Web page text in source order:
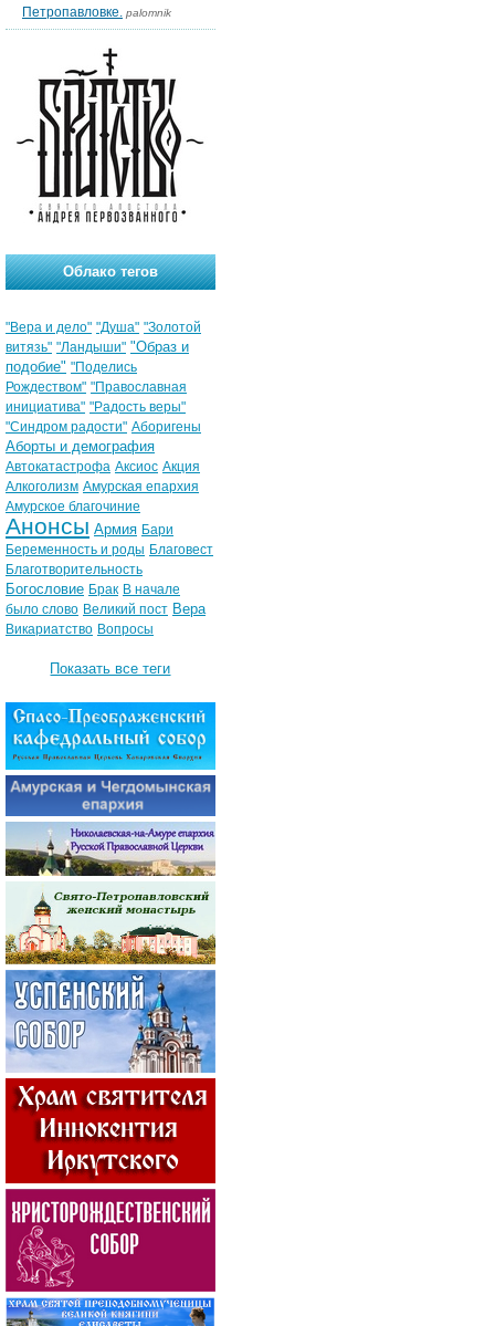
Петропавловке. palomnik
Облако тегов
"Вера и дело" "Душа" "Золотой
витязь" "Ландыши" "Образ и
подобие" "Поделись
Рождеством" "Православная
инициатива" "Радость веры"
"Синдром радости" Аборигены
Аборты и демография
Автокатастрофа Аксиос Акция
Алкоголизм Амурская епархия
Амурское благочиние
Анонсы Армия Бари
Беременность и роды Благовест
Благотворительность
Богословие Брак В начале
было слово Великий пост Вера
Викариатство Вопросы
Показать все теги